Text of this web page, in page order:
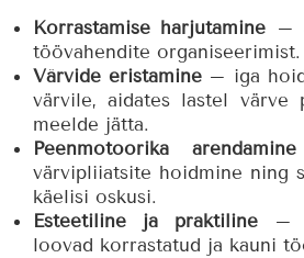
Korrastamise harjutamine –
töövahendite organiseerimist.
Värvide eristamine– iga
värvile, aidates lastel värve
meelde jätta.
Peenmotoorika arendamine
värvipliiatsite hoidmine ning
käelisi oskusi.
Esteetiline ja praktiline –
loovad korrastatud ja kauni